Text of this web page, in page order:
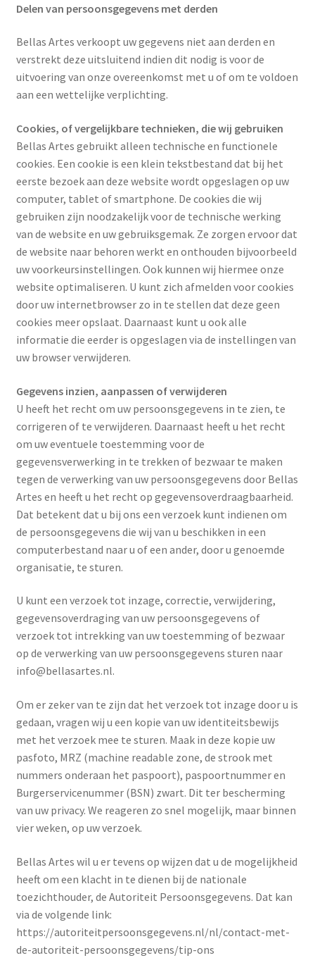
Delen van persoonsgegevens met derden
Bellas Artes verkoopt uw gegevens niet aan derden en
verstrekt deze uitsluitend indien dit nodig is voor de
uitvoering van onze overeenkomst met u of om te voldoen
aan een wettelijke verplichting.
Cookies, of vergelijkbare technieken, die wij gebruiken
Bellas Artes gebruikt alleen technische en functionele
cookies. Een cookie is een klein tekstbestand dat bij het
eerste bezoek aan deze website wordt opgeslagen op uw
computer, tablet of smartphone. De cookies die wij
gebruiken zijn noodzakelijk voor de technische werking
van de website en uw gebruiksgemak. Ze zorgen ervoor dat
de website naar behoren werkt en onthouden bijvoorbeeld
uw voorkeursinstellingen. Ook kunnen wij hiermee onze
website optimaliseren. U kunt zich afmelden voor cookies
door uw internetbrowser zo in te stellen dat deze geen
cookies meer opslaat. Daarnaast kunt u ook alle
informatie die eerder is opgeslagen via de instellingen van
uw browser verwijderen.
Gegevens inzien, aanpassen of verwijderen
U heeft het recht om uw persoonsgegevens in te zien, te
corrigeren of te verwijderen. Daarnaast heeft u het recht
om uw eventuele toestemming voor de
gegevensverwerking in te trekken of bezwaar te maken
tegen de verwerking van uw persoonsgegevens door Bellas
Artes en heeft u het recht op gegevensoverdraagbaarheid.
Dat betekent dat u bij ons een verzoek kunt indienen om
de persoonsgegevens die wij van u beschikken in een
computerbestand naar u of een ander, door u genoemde
organisatie, te sturen.
U kunt een verzoek tot inzage, correctie, verwijdering,
gegevensoverdraging van uw persoonsgegevens of
verzoek tot intrekking van uw toestemming of bezwaar
op de verwerking van uw persoonsgegevens sturen naar
info@bellasartes.nl.
Om er zeker van te zijn dat het verzoek tot inzage door u is
gedaan, vragen wij u een kopie van uw identiteitsbewijs
met het verzoek mee te sturen. Maak in deze kopie uw
pasfoto, MRZ (machine readable zone, de strook met
nummers onderaan het paspoort), paspoortnummer en
Burgerservicenummer (BSN) zwart. Dit ter bescherming
van uw privacy. We reageren zo snel mogelijk, maar binnen
vier weken, op uw verzoek.
Bellas Artes wil u er tevens op wijzen dat u de mogelijkheid
heeft om een klacht in te dienen bij de nationale
toezichthouder, de Autoriteit Persoonsgegevens. Dat kan
via de volgende link:
https://autoriteitpersoonsgegevens.nl/nl/contact-met-
de-autoriteit-persoonsgegevens/tip-ons